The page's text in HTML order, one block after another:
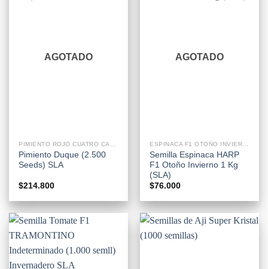
AGOTADO
PIMIENTO ROJO CUATRO CASCO
Pimiento Duque (2.500
Seeds) SLA
$214.800
AGOTADO
ESPINACA F1 OTOÑO INVIERNO RESISTENTE A LA LLUVIA
Semilla Espinaca HARP
F1 Otoño Invierno 1 Kg
(SLA)
$76.000